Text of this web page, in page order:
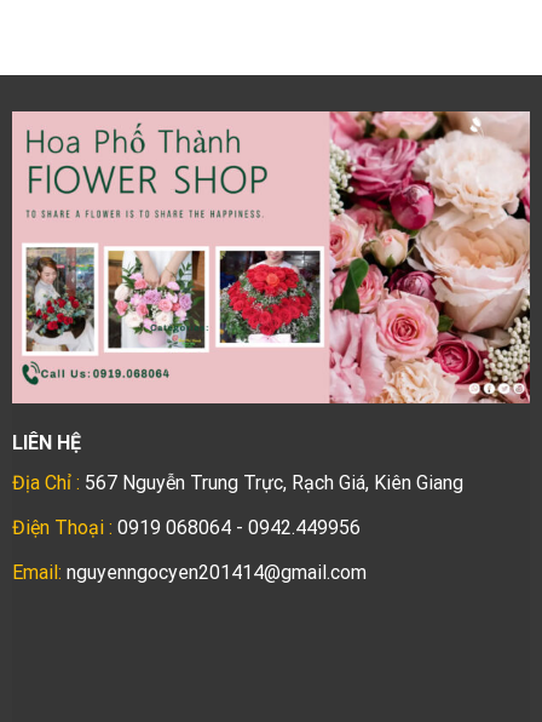
LIÊN HỆ
Địa Chỉ : 567 Nguyễn Trung Trực, Rạch Giá, Kiên Giang
Điện Thoại : 0919 068064 - 0942.449956
Email: nguyenngocyen201414@gmail.com